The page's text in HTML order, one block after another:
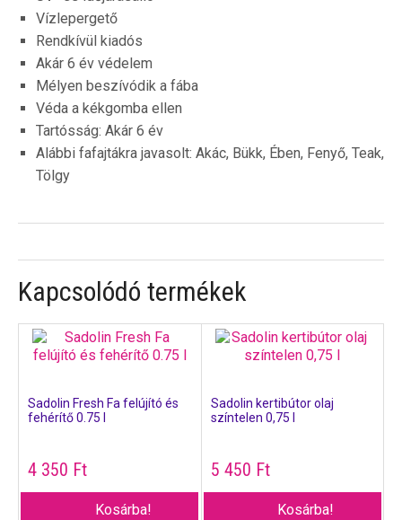
Vízlepergető
Rendkívül kiadós
Akár 6 év védelem
Mélyen beszívódik a fába
Véda a kékgomba ellen
Tartósság: Akár 6 év
Alábbi fafajtákra javasolt: Akác, Bükk, Ében, Fenyő, Teak,
Tölgy
Kapcsolódó termékek
Sadolin Fresh Fa felújító és
fehérítő 0.75 l
4 350 Ft
Kosárba!
Sadolin kertibútor olaj
színtelen 0,75 l
5 450 Ft
Kosárba!